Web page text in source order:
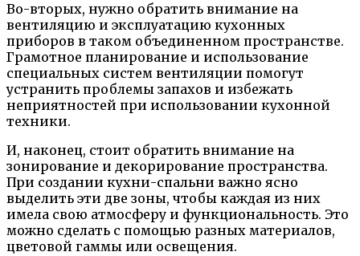
Во-вторых, нужно обратить внимание на
вентиляцию и эксплуатацию кухонных
приборов в таком объединенном пространстве.
Грамотное планирование и использование
специальных систем вентиляции помогут
устранить проблемы запахов и избежать
неприятностей при использовании кухонной
техники.
И, наконец, стоит обратить внимание на
зонирование и декорирование пространства.
При создании кухни-спальни важно ясно
выделить эти две зоны, чтобы каждая из них
имела свою атмосферу и функциональность. Это
можно сделать с помощью разных материалов,
цветовой гаммы или освещения.